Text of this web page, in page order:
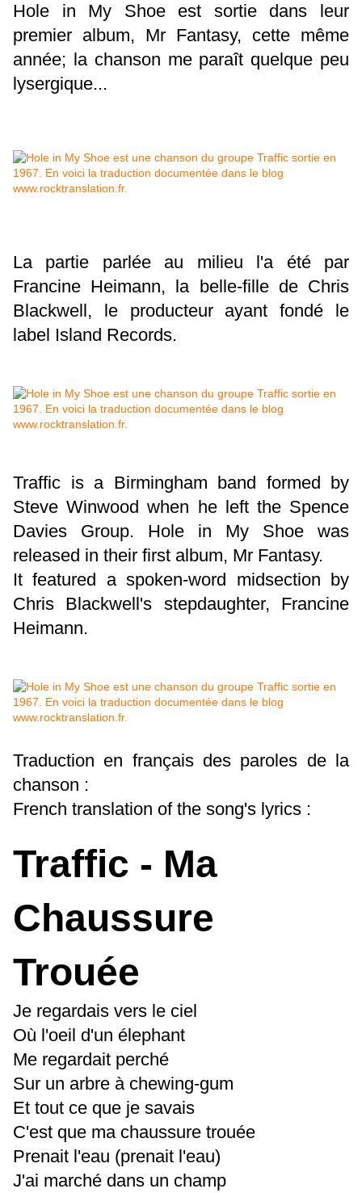
Hole in My Shoe est sortie dans leur
premier album, Mr Fantasy, cette même
année; la chanson me paraît quelque peu
lysergique...
La partie parlée au milieu l'a été par
Francine Heimann, la belle-fille de Chris
Blackwell, le producteur ayant fondé le
label Island Records.
Traffic is a Birmingham band formed by
Steve Winwood when he left the Spence
Davies Group. Hole in My Shoe was
released in their first album, Mr Fantasy.
It featured a spoken-word midsection by
Chris Blackwell's stepdaughter, Francine
Heimann.
Traduction en français des paroles de la
chanson :
French translation of the song's lyrics :
Traffic - Ma
Chaussure
Trouée
Je regardais vers le ciel
Où l'oeil d'un élephant
Me regardait perché
Sur un arbre à chewing-gum
Et tout ce que je savais
C'est que ma chaussure trouée
Prenait l'eau (prenait l'eau)
J'ai marché dans un champ